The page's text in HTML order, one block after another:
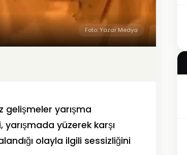
Foto: Yazar Medya
gelişmeler yarışma
yüzerek karşı
olayla ilgili sessizliğini